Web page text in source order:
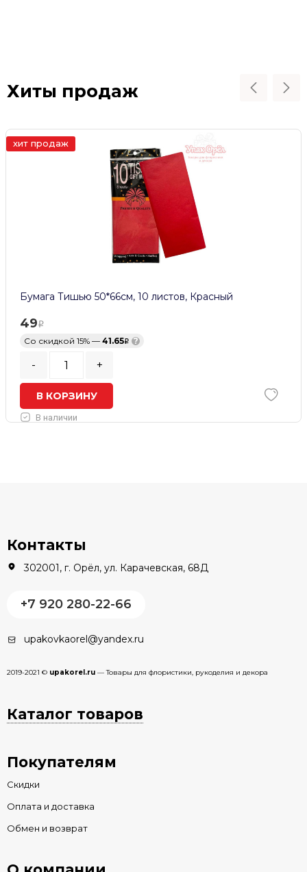
Хиты продаж
хит продаж
Бумага Тишью 50*66см, 10 листов, Красный
49
Со скидкой 15% — 41.65 ?
- +
В КОРЗИНУ
В наличии
Контакты
302001, г. Орёл, ул. Карачевская, 68Д
+7 920 280-22-66
upakovkaorel@yandex.ru
2019-2021 © upakorel.ru — Товары для флористики, рукоделия и декора
Каталог товаров
Покупателям
Скидки
Оплата и доставка
Обмен и возврат